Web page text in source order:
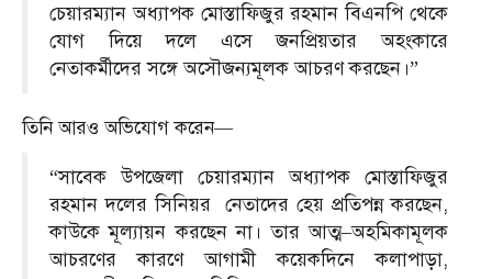
চেয়ারম্যান অধ্যাপক মোস্তাফিজুর রহমান বিএনপি থেকে
যোগ দিয়ে দলে এসে জনপ্রিয়তার অহংকারে
নেতাকর্মীদের সঙ্গে অসৌজন্যমূলক আচরণ করছেন।”
তিনি আরও অভিযোগ করেন—
“সাবেক উপজেলা চেয়ারম্যান অধ্যাপক মোস্তাফিজুর
রহমান দলের সিনিয়র নেতাদের হেয় প্রতিপন্ন করছেন,
কাউকে মূল্যায়ন করছেন না। তার আত্ম–অহমিকামূলক
আচরণের কারণে আগামী কয়েকদিনে কলাপাড়া,